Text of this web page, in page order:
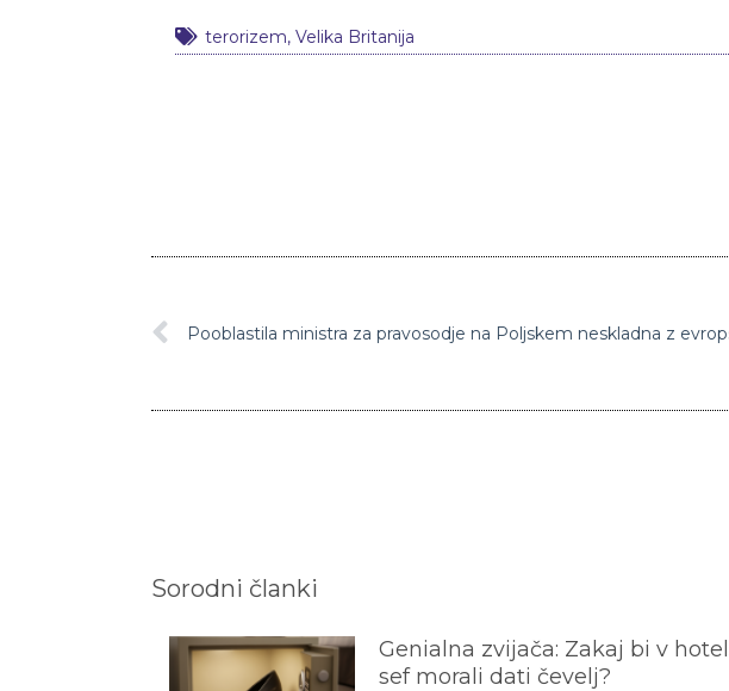
terorizem, Velika Britanija
Sorodni članki
Genialna zvijača: Zakaj bi v
sef morali dati čevelj?